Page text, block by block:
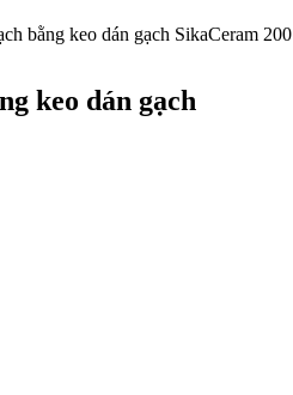
bằng keo dán gạch SikaCeram 200
keo dán gạch